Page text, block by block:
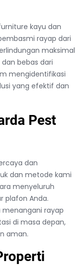
kayu dan
rayap dari
maksimal
bebas dari
mengidentifikasi
yang efektif dan
Pest
dan
dan metode kami
menyeluruh
plafon Anda.
menangani rayap
di masa depan,
aman.